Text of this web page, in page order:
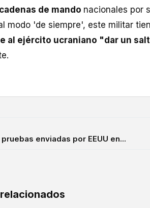
de mando nacionales por
modo 'de siempre', este militar
al ejército ucraniano "dar un
enviadas por EEUU en...